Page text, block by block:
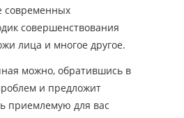
современных
совершенствования
лица и многое другое.
можно, обратившись в
и предложит
приемлемую для вас